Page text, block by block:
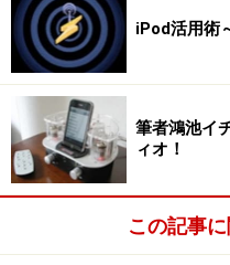
おきたいアプリの一つだ。
・TuneWiki - Lyrics +
http://itunes.apple.com/
radio/id320088832?mt=8
iPod活用術
筆者鴻池イ
ィオ！
この記事